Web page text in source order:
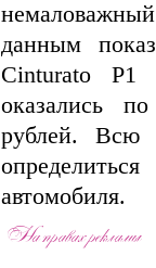
данным
Cinturato P1
оказались
рублей. Всю
автомобиля.